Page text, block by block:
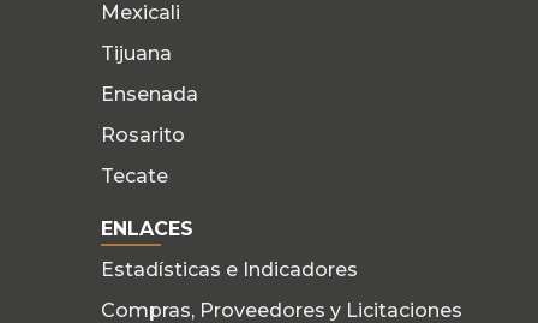
Mexicali
Tijuana
Ensenada
Rosarito
Tecate
ENLACES
Estadísticas e Indicadores
Compras, Proveedores y Licitaciones